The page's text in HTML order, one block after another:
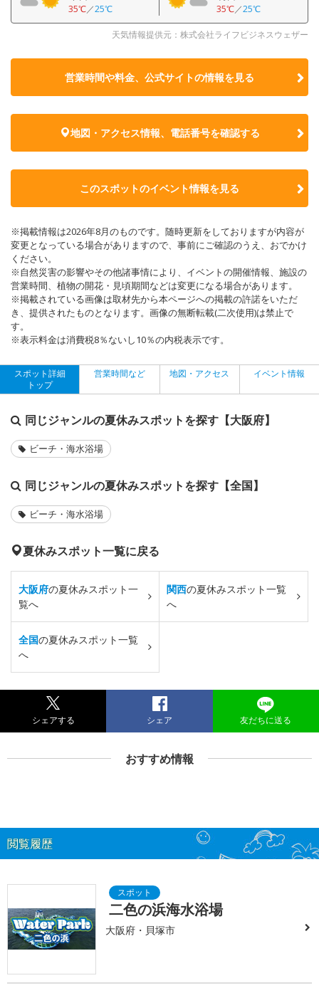
35℃／25℃ 35℃／25℃
天気情報提供元：株式会社ライフビジネスウェザー
営業時間や料金、公式サイトの情報を見る
地図・アクセス情報、電話番号を確認する
このスポットのイベント情報を見る
※掲載情報は2026年8月のものです。随時更新をしておりますが内容が
変更となっている場合がありますので、事前にご確認のうえ、おでかけ
ください。
※自然災害の影響やその他諸事情により、イベントの開催情報、施設の
営業時間、植物の開花・見頃期間などは変更になる場合があります。
※掲載されている画像は取材先から本ページへの掲載の許諾をいただ
き、提供されたものとなります。画像の無断転載(二次使用)は禁止で
す。
※表示料金は消費税8％ないし10％の内税表示です。
スポット詳細
トップ
営業時間など 地図・アクセス イベント情報
同じジャンルの夏休みスポットを探す【大阪府】
ビーチ・海水浴場
同じジャンルの夏休みスポットを探す【全国】
ビーチ・海水浴場
夏休みスポット一覧に戻る
大阪府の夏休みスポット一
覧へ
関西の夏休みスポット一覧
へ
全国の夏休みスポット一覧
へ
シェアする シェア 友だちに送る
おすすめ情報
閲覧履歴
二色の浜海水浴場
大阪府・貝塚市